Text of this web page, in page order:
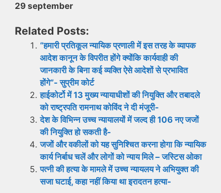
29 september
Related Posts:
“हमारी प्रतिकूल न्यायिक प्रणाली में इस तरह के व्यापक
आदेश कानून के विपरीत होंगे क्योंकि कार्यवाही की
जानकारी के बिना कई व्यक्ति ऐसे आदेशों से प्रभावित
होंगे”- सुप्रीम कोर्ट
हाईकोर्टो में 13 मुख्य न्यायाधीशों की नियुक्ति और तबादले
को राष्ट्रपति रामनाथ कोविंद ने दी मंजूरी-
देश के विभिन्न उच्च न्यायालयों में जल्द ही 106 नए जजों
की नियुक्ति हो सकती है-
जजों और वकीलों को यह सुनिश्चित करना होगा कि न्यायिक
कार्य निर्बाध चलें और लोगों को न्याय मिले – जस्टिस ओका
पत्नी की हत्या के मामले में उच्च न्यायलय ने अभियुक्त की
सजा घटाई, कहा नहीं किया था इरादतन हत्या-